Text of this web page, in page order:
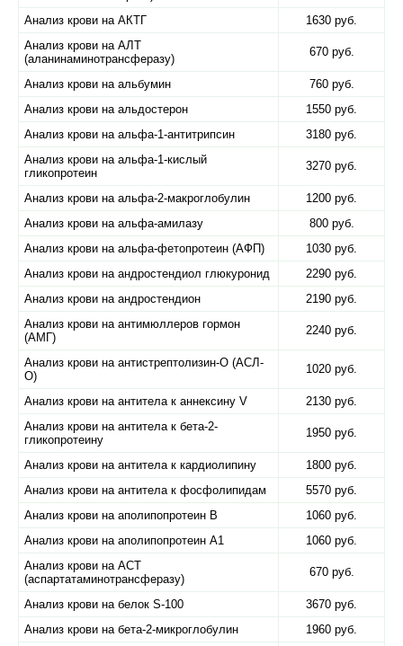
Анализ крови на АКТГ
1630 руб.
Анализ крови на АЛТ
(аланинаминотрансферазу)
670 руб.
Анализ крови на альбумин
760 руб.
Анализ крови на альдостерон
1550 руб.
Анализ крови на альфа-1-антитрипсин
3180 руб.
Анализ крови на альфа-1-кислый
гликопротеин
3270 руб.
Анализ крови на альфа-2-макроглобулин
1200 руб.
Анализ крови на альфа-амилазу
800 руб.
Анализ крови на альфа-фетопротеин (АФП)
1030 руб.
Анализ крови на андростендиол глюкуронид
2290 руб.
Анализ крови на андростендион
2190 руб.
Анализ крови на антимюллеров гормон
(АМГ)
2240 руб.
Анализ крови на антистрептолизин-О (АСЛ-
О)
1020 руб.
Анализ крови на антитела к аннексину V
2130 руб.
Анализ крови на антитела к бета-2-
гликопротеину
1950 руб.
Анализ крови на антитела к кардиолипину
1800 руб.
Анализ крови на антитела к фосфолипидам
5570 руб.
Анализ крови на аполипопротеин B
1060 руб.
Анализ крови на аполипопротеин А1
1060 руб.
Анализ крови на АСТ
(аспартатаминотрансферазу)
670 руб.
Анализ крови на белок S-100
3670 руб.
Анализ крови на бета-2-микроглобулин
1960 руб.